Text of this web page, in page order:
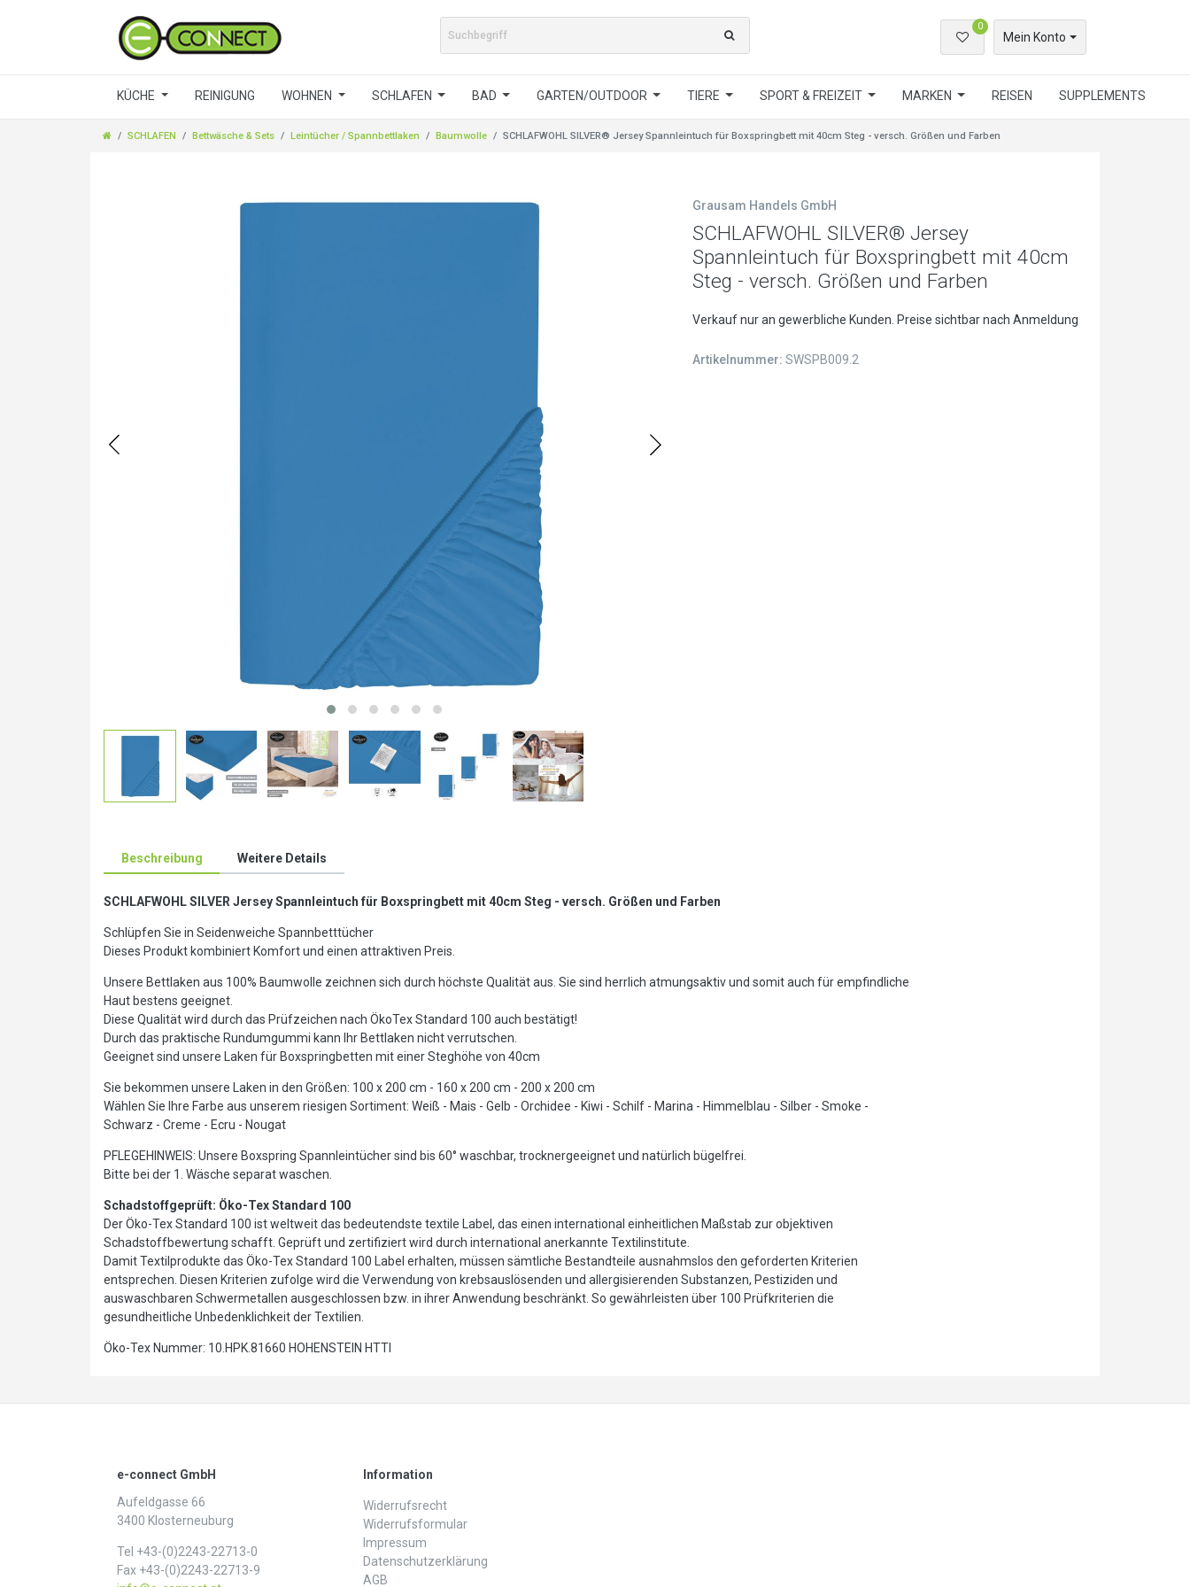
0
Mein Konto
KÜCHE REINIGUNG WOHNEN SCHLAFEN BAD GARTEN/OUTDOOR TIERE SPORT & FREIZEIT MARKEN REISEN SUPPLEMENTS
SCHLAFEN Bettwäsche & Sets Leintücher / Spannbettlaken Baumwolle SCHLAFWOHL SILVER® Jersey Spannleintuch für Boxspringbett mit 40cm Steg - versch. Größen und Farben
Grausam Handels GmbH
SCHLAFWOHL SILVER® Jersey
Spannleintuch für Boxspringbett mit 40cm
Steg - versch. Größen und Farben
Verkauf nur an gewerbliche Kunden. Preise sichtbar nach Anmeldung
Artikelnummer: SWSPB009.2
Beschreibung Weitere Details
SCHLAFWOHL SILVER Jersey Spannleintuch für Boxspringbett mit 40cm Steg - versch. Größen und Farben
Schlüpfen Sie in Seidenweiche Spannbetttücher
Dieses Produkt kombiniert Komfort und einen attraktiven Preis.
Unsere Bettlaken aus 100% Baumwolle zeichnen sich durch höchste Qualität aus. Sie sind herrlich atmungsaktiv und somit auch für empfindliche
Haut bestens geeignet.
Diese Qualität wird durch das Prüfzeichen nach ÖkoTex Standard 100 auch bestätigt!
Durch das praktische Rundumgummi kann Ihr Bettlaken nicht verrutschen.
Geeignet sind unsere Laken für Boxspringbetten mit einer Steghöhe von 40cm
Sie bekommen unsere Laken in den Größen: 100 x 200 cm - 160 x 200 cm - 200 x 200 cm
Wählen Sie Ihre Farbe aus unserem riesigen Sortiment: Weiß - Mais - Gelb - Orchidee - Kiwi - Schilf - Marina - Himmelblau - Silber - Smoke -
Schwarz - Creme - Ecru - Nougat
PFLEGEHINWEIS: Unsere Boxspring Spannleintücher sind bis 60° waschbar, trocknergeeignet und natürlich bügelfrei.
Bitte bei der 1. Wäsche separat waschen.
Schadstoffgeprüft: Öko-Tex Standard 100
Der Öko-Tex Standard 100 ist weltweit das bedeutendste textile Label, das einen international einheitlichen Maßstab zur objektiven
Schadstoffbewertung schafft. Geprüft und zertifiziert wird durch international anerkannte Textilinstitute.
Damit Textilprodukte das Öko-Tex Standard 100 Label erhalten, müssen sämtliche Bestandteile ausnahmslos den geforderten Kriterien
entsprechen. Diesen Kriterien zufolge wird die Verwendung von krebsauslösenden und allergisierenden Substanzen, Pestiziden und
auswaschbaren Schwermetallen ausgeschlossen bzw. in ihrer Anwendung beschränkt. So gewährleisten über 100 Prüfkriterien die
gesundheitliche Unbedenklichkeit der Textilien.
Öko-Tex Nummer: 10.HPK.81660 HOHENSTEIN HTTI
e-connect GmbH
Aufeldgasse 66
3400 Klosterneuburg
Tel +43-(0)2243-22713-0
Fax +43-(0)2243-22713-9
Information
Widerrufs­recht
Widerrufs­formular
Impressum
Daten­schutz­erklärung
AGB